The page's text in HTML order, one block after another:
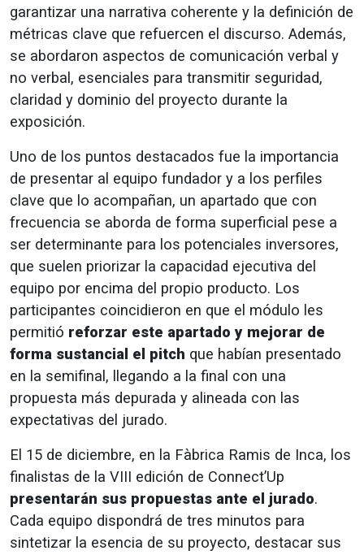
garantizar una narrativa coherente y la definición de
métricas clave que refuercen el discurso. Además,
se abordaron aspectos de comunicación verbal y
no verbal, esenciales para transmitir seguridad,
claridad y dominio del proyecto durante la
exposición.
Uno de los puntos destacados fue la importancia
de presentar al equipo fundador y a los perfiles
clave que lo acompañan, un apartado que con
frecuencia se aborda de forma superficial pese a
ser determinante para los potenciales inversores,
que suelen priorizar la capacidad ejecutiva del
equipo por encima del propio producto. Los
participantes coincidieron en que el módulo les
permitió reforzar este apartado y mejorar de
forma sustancial el pitch que habían presentado
en la semifinal, llegando a la final con una
propuesta más depurada y alineada con las
expectativas del jurado.
El 15 de diciembre, en la Fàbrica Ramis de Inca, los
finalistas de la VIII edición de Connect’Up
presentarán sus propuestas ante el jurado.
Cada equipo dispondrá de tres minutos para
sintetizar la esencia de su proyecto, destacar sus